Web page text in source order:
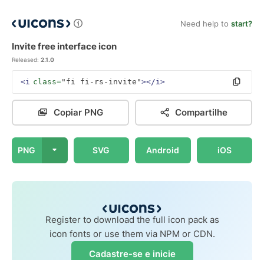
Need help to start?
Invite free interface icon
Released: 2.1.0
<i class="fi fi-rs-invite"></i>
Copiar PNG Compartilhe
PNG SVG Android iOS
Register to download the full icon pack as
icon fonts or use them via NPM or CDN.
Cadastre-se e inicie